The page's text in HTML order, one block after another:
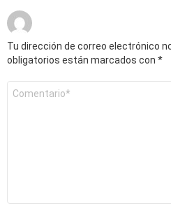
Tu dirección de correo electrónico
obligatorios están marcados con *